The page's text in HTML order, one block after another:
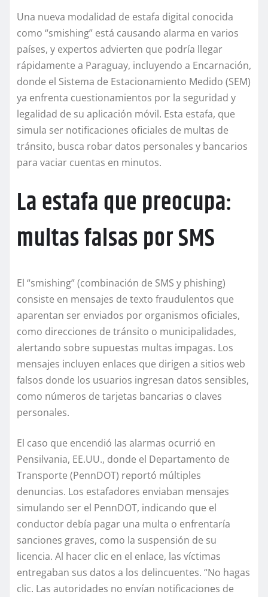
Una nueva modalidad de estafa digital conocida
como “smishing” está causando alarma en varios
países, y expertos advierten que podría llegar
rápidamente a Paraguay, incluyendo a Encarnación,
donde el Sistema de Estacionamiento Medido (SEM)
ya enfrenta cuestionamientos por la seguridad y
legalidad de su aplicación móvil. Esta estafa, que
simula ser notificaciones oficiales de multas de
tránsito, busca robar datos personales y bancarios
para vaciar cuentas en minutos.
La estafa que preocupa:
multas falsas por SMS
El “smishing” (combinación de SMS y phishing)
consiste en mensajes de texto fraudulentos que
aparentan ser enviados por organismos oficiales,
como direcciones de tránsito o municipalidades,
alertando sobre supuestas multas impagas. Los
mensajes incluyen enlaces que dirigen a sitios web
falsos donde los usuarios ingresan datos sensibles,
como números de tarjetas bancarias o claves
personales.
El caso que encendió las alarmas ocurrió en
Pensilvania, EE.UU., donde el Departamento de
Transporte (PennDOT) reportó múltiples
denuncias. Los estafadores enviaban mensajes
simulando ser el PennDOT, indicando que el
conductor debía pagar una multa o enfrentaría
sanciones graves, como la suspensión de su
licencia. Al hacer clic en el enlace, las víctimas
entregaban sus datos a los delincuentes. “No hagas
clic. Las autoridades no envían notificaciones de